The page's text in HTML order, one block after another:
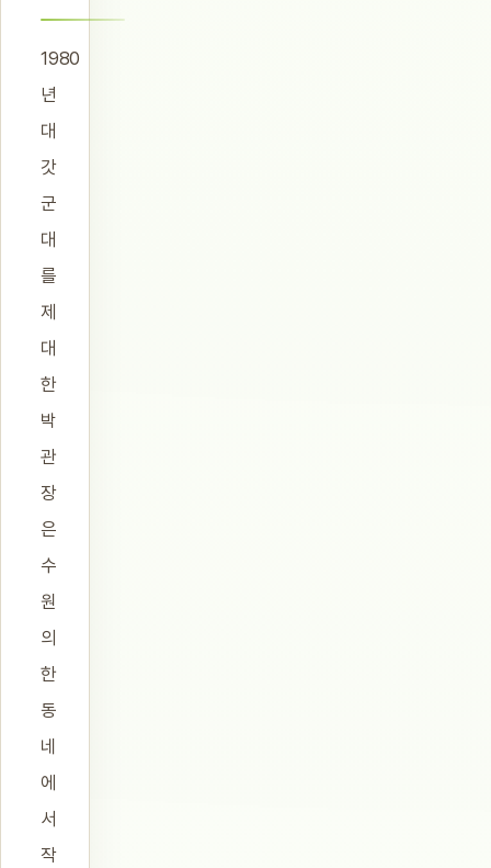
1980
년
대
갓
군
대
를
제
대
한
박
관
장
은
수
원
의
한
동
네
에
서
작